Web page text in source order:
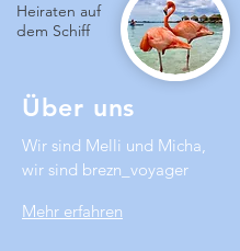
Heiraten auf
dem Schiff
Über uns
Wir sind Melli und Micha,
wir sind brezn_voyager
Mehr erfahren